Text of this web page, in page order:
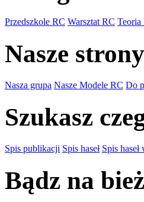
Przedszkole RC Warsztat RC Teoria
Nasze strony
Nasza grupa Nasze Modele RC Do
Szukasz
Spis publikacji Spis haseł Spis
Bądz na